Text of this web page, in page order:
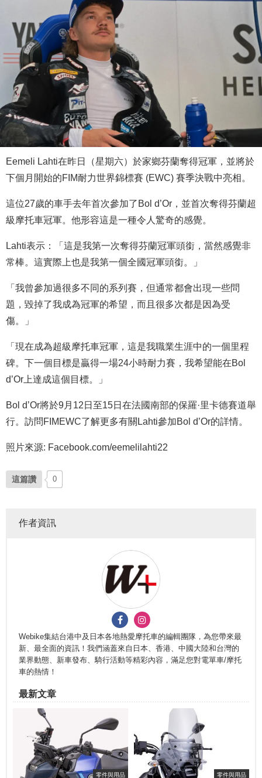
Eemeli Lahti在昨日（星期六）於家鄉芬蘭奪得冠軍，並將於
下個月開始的FIM耐力世界錦標賽 (EWC) 賽季決戰中亮相。
這位27歲的車手去年首次參加了Bol d’Or，並首次奪得芬蘭超
級摩托車冠軍。他形容這是一種令人驚奇的感覺。
Lahti表示：「這是我第一次奪得芬蘭冠軍頭銜，當然感覺非
常棒。這實際上也是我第一個全國冠軍頭銜。」
「我曾參加過很多不同的系列賽，但通常都會出現一些問
題，毀掉了我成為冠軍的希望，而且很多次都是因為受
傷。」
「現在成為超級摩托車冠軍，這是我職業生涯中的一個里程
碑。下一個目標是贏得一場24小時耐力賽，我希望能在Bol
d’Or上達成這個目標。」
Bol d’Or將於9月12日至15日在法國南部的保羅·里卡德賽道舉
行。訪問FIMEWC了解更多有關Lahti參加Bol d’Or的詳情。
照片來源: Facebook.com/eemelilahti22
這篇讚 0
作者資訊
Webike集結台港中及日本各地熱愛摩托車的編輯團隊，為您帶來最
新、最全面的資訊！我們涵蓋來自日本、香港、中國大陸和台灣的
業界動態、新車發布、騎行活動等精彩內容，滿足您對電單車/摩托
車的熱情！
最新文章
零件與用品 零件與用品